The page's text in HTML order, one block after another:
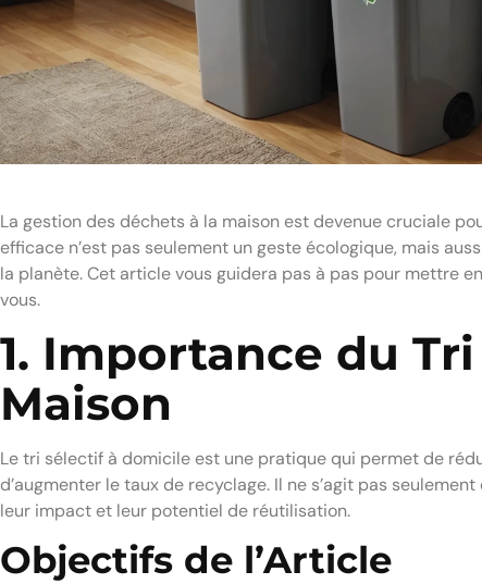
La gestion des déchets à la maison est devenue cruciale
efficace n’est pas seulement un geste écologique, mais
la planète. Cet article vous guidera pas à pas pour mettre
vous.
1. Importance du
Maison
Le tri sélectif à domicile est une pratique qui permet de
d’augmenter le taux de recyclage. Il ne s’agit pas
leur impact et leur potentiel de réutilisation.
Objectifs de l’Article